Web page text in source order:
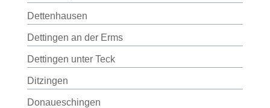
Dettenhausen
Dettingen an der Erms
Dettingen unter Teck
Ditzingen
Donaueschingen